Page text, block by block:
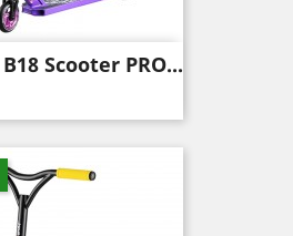
B18 Scooter PRO...